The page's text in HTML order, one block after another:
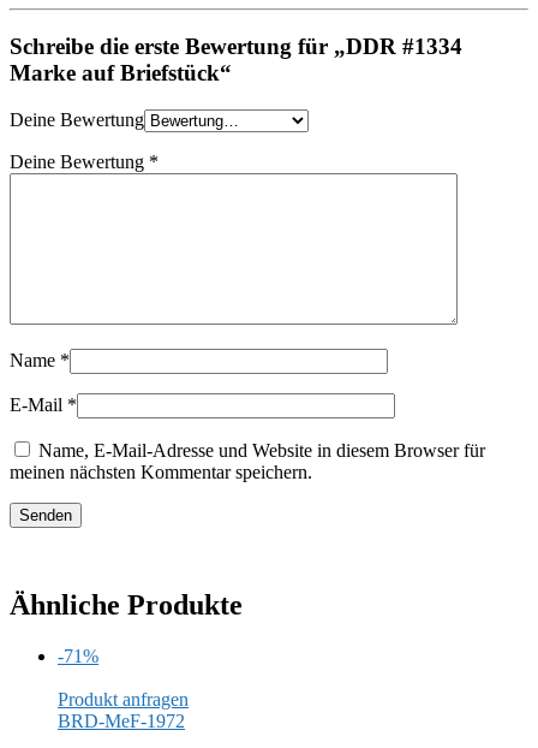
Schreibe die erste Bewertung für „DDR #1334
Marke auf Briefstück“
Deine Bewertung
Deine Bewertung *
Name *
E-Mail *
Name, E-Mail-Adresse und Website in diesem Browser für
meinen nächsten Kommentar speichern.
Ähnliche Produkte
-71%
Produkt anfragen
BRD-MeF-1972